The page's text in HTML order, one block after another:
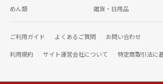
めん類 雑貨・日用品
ご利用ガイド よくあるご質問 お問い合わせ
利用規約 サイト運営会社について 特定商取引法に